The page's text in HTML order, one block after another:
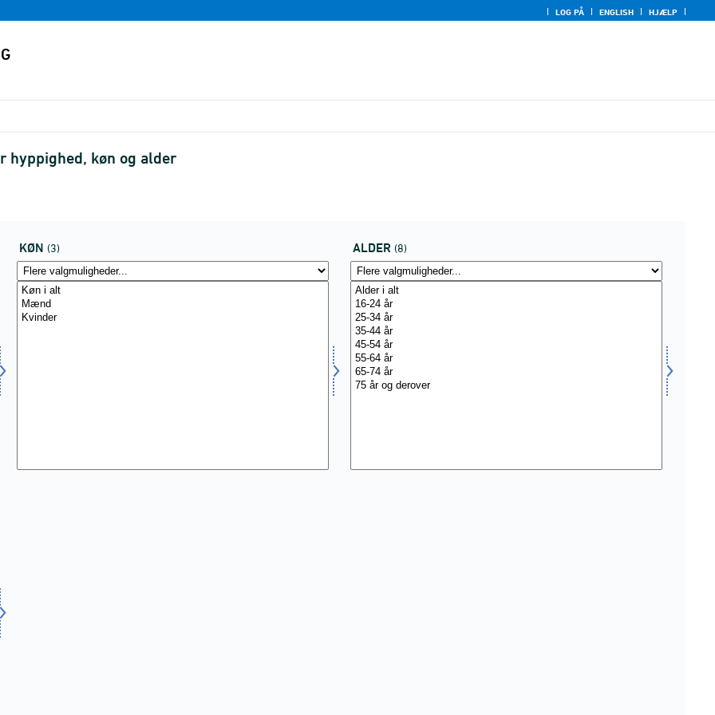
LOG PÅ ENGLISH HJÆLP
køn og alder
KØN (3) ALDER (8)